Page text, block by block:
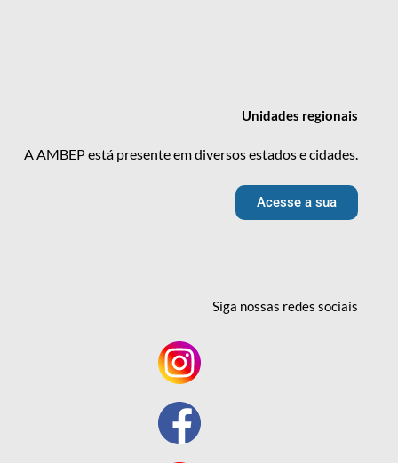
Unidades regionais
A AMBEP está presente em diversos estados e cidades.
Acesse a sua
Siga nossas redessociais